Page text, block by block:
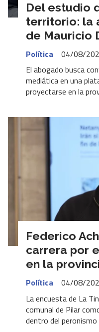
Del estudio
territorio: la
de Mauricio
Política
04/08/
El abogado busca
mediática en una
proyectarse en la
Federico
carrera por
en la
Política
04/08/
La encuesta de La
comunal de Pilar
dentro del peronismo